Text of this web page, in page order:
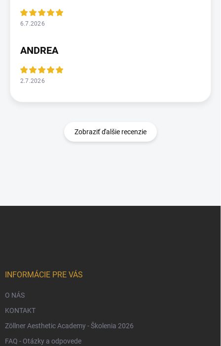
6.7.2026
ANDREA
2.7.2026
Zobraziť ďalšie recenzie
INFORMÁCIE PRE VÁS
O NÁS
KONTAKT
Zöllner Aesthetic Academy - Školenia 2026
FAQ - Otázky a odpovede